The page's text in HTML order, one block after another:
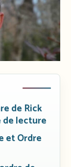
de Rick
de lecture
et Ordre